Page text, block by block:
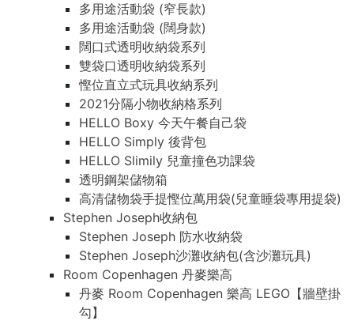
多用途活動袋 (窄長款)
多用途活動袋 (闊身款)
闊口式透明收納袋系列
雙袋口透明收納袋系列
慳位直立式玩具收納系列
2021分隔小物收納格系列
HELLO Boxy 今天午餐自己袋
HELLO Simply 後背包
HELLO Slimily 兒童撞色功課袋
透明鋼架儲物箱
高清儲物袋手提慳位萬用袋(兒童睡袋專用提袋)
Stephen Joseph收納包
Stephen Joseph 防水收納袋
Stephen Joseph沙灘收納包(含沙灘玩具)
Room Copenhagen 丹麥樂高
丹麥 Room Copenhagen 樂高 LEGO【牆壁掛
勾】